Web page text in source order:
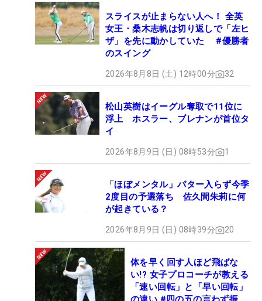
スライスが止まらない人へ！ 全英
女王・桑木志帆は切り返しで「左ヒ
ザ」を先に動かしていた #優勝者
のスイング
2026年8月8日 (土) 12時00分 32
松山英樹はイーグル奪取で11位に
浮上 ホスラー、ブレナンが首位タ
イ
2026年8月9日 (日) 08時53分 1
「ほぼメンタル」パター入らず今季
2度目の予選落ち 佐久間朱莉に何
が起きている？
2026年8月9日 (日) 08時39分 20
体を早く回す人ほど飛ばな
い!? 女子プロコーチが教える
「速い回転」と「早い回転」